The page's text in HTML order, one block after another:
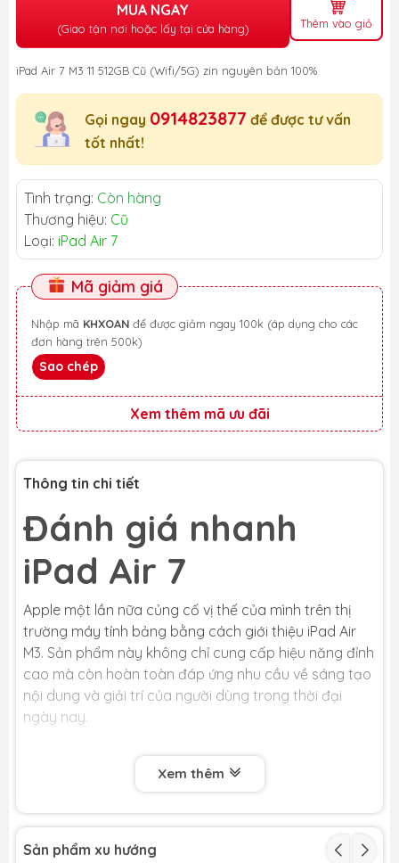
MUA NGAY
(Giao tận nơi hoặc lấy tại cửa hàng) Thêm vào giỏ
iPad Air 7 M3 11 512GB Cũ (Wifi/5G) zin nguyên bản 100%
Gọi ngay 0914823877 để được tư vấn
tốt nhất!
Tình trạng: Còn hàng
Thương hiệu: Cũ
Loại: iPad Air 7
Mã giảm giá
Nhập mã KHXOAN
đơn hàng trên 500k)
Sao chép
Xem thêm mã ưu đãi
Thông tin chi tiết
Đánh giá nhanh
iPad Air 7
Apple một lần nữa củng cố vị thế của mình trên thị
trường máy tính bảng bằng cách giới thiệu iPad Air
M3. Sản phẩm này không chỉ cung cấp hiệu năng đỉnh
cao mà còn hoàn toàn đáp ứng nhu cầu về sáng tạo
nội dung và giải trí của người dùng trong thời đại
ngày nay.
iPad Air M3 vẫn duy trì ngôn ngữ thiết kế quen thuộc
từ các thế hệ trước, nổi bật với vẻ ngoài tinh tế và
Xem thêm
Sản phẩm xu hướng